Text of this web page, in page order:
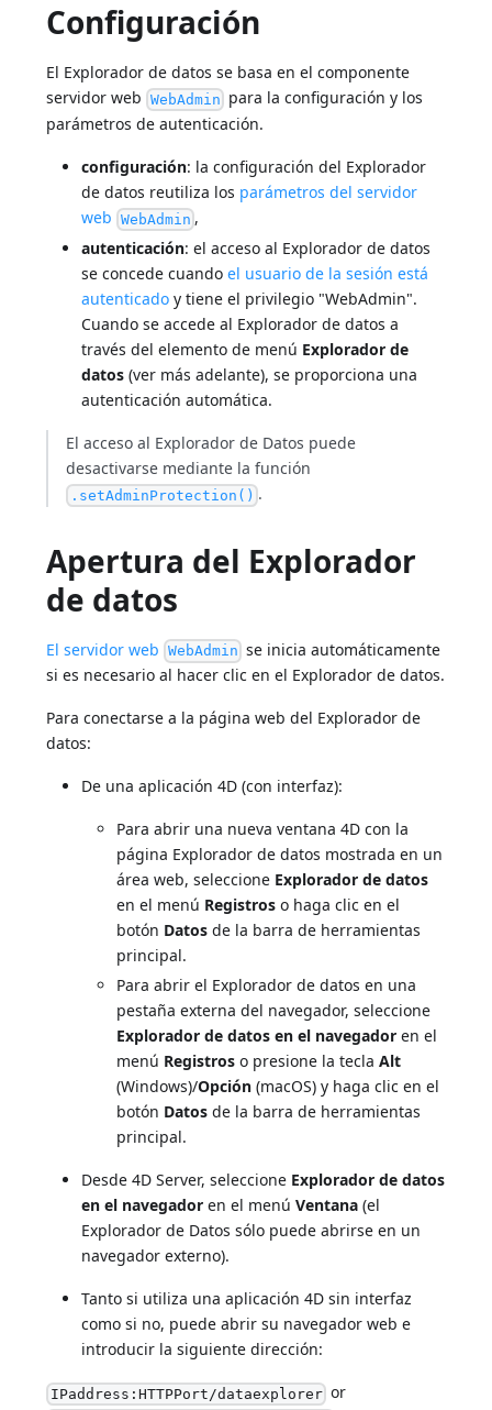
Configuración
El Explorador de datos se basa en el componente
servidor web WebAdmin para la configuración y los
parámetros de autenticación.
configuración: la configuración del Explorador
de datos reutiliza los parámetros del servidor
web WebAdmin ,
autenticación: el acceso al Explorador de datos
se concede cuandoel usuario de la sesión está
autenticado y tiene el privilegio "WebAdmin".
Cuando se accede al Explorador de datos a
través del elemento de menú Explorador de
datos (ver más adelante), se proporciona una
autenticación automática.
El acceso al Explorador de Datos puede
desactivarse mediante la función
.setAdminProtection() .
Apertura del Explorador
de datos
El servidor web WebAdmin se inicia automáticamente
si es necesario al hacer clic en el Explorador de datos.
Para conectarse a la página web del Explorador de
datos:
De una aplicación 4D (con interfaz):
Para abrir una nueva ventana 4D con la
página Explorador de datos mostrada en un
área web, seleccione Explorador de datos
en el menú Registros o haga clic en el
botón Datos de la barra de herramientas
principal.
Para abrir el Explorador de datos en una
pestaña externa del navegador, seleccione
Explorador de datos en el navegador en el
menú Registros o presione la teclaAlt
(Windows)/Opción (macOS) y haga clic en el
botón Datos de la barra de herramientas
principal.
Desde 4D Server, seleccione Explorador de datos
en el navegador en el menúVentana (el
Explorador de Datos sólo puede abrirse en un
navegador externo).
Tanto si utiliza una aplicación 4D sin interfaz
como si no, puede abrir su navegador web e
introducir la siguiente dirección:
IPaddress:HTTPPort/dataexplorer or